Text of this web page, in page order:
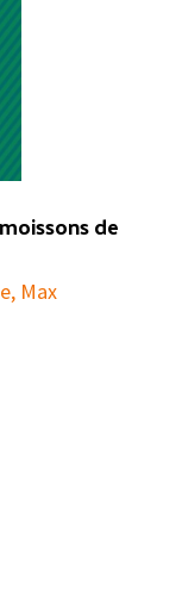
de
Max